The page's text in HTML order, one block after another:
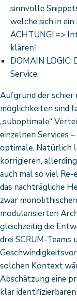
sinnvolle
welche sich in ein
ACHTUNG! =>
klären!
DOMAIN
Service.
Aufgrund der
möglichkeiten sind
„suboptimale“
einzelnen Services
optimale. Natürlich
korrigieren,
auch mal so viel
das nachträgliche
zwar
modularisierten
gleichzeitig die
drei SCRUM-Teams
solchen Kontext
Abschätzung eine
klar